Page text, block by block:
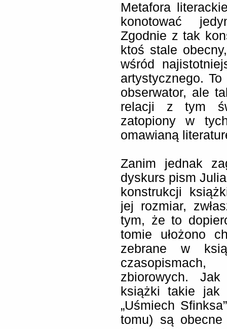
Metafora
konotować
Zgodnie z tak
ktoś stale
wśród
artystycznego.
obserwator, ale
relacji z tym
zatopiony w
omawianą
Zanim jednak
dyskurs pism
konstrukcji
jej rozmiar,
tym, że to
tomie ułożono
zebrane w
zbiorowych.
książki takie jak
„Uśmiech
tomu) są